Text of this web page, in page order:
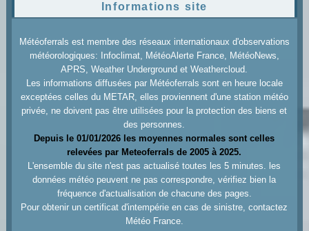
Informations site
Météoferrals est membre des réseaux internationaux d'observations
météorologiques: Infoclimat, MétéoAlerte France, MétéoNews,
APRS, Weather Underground et Weathercloud.
Les informations diffusées par Météoferrals sont en heure locale
exceptées celles du METAR, elles proviennent d'une station météo
privée, ne doivent pas être utilisées pour la protection des biens et
des personnes.
Depuis le 01/01/2026 les moyennes normales sont celles
relevées par Meteoferrals de 2005 à 2025.
L'ensemble du site n'est pas actualisé toutes les 5 minutes. les
données météo peuvent ne pas correspondre, vérifiez bien la
fréquence d'actualisation de chacune des pages.
Pour obtenir un certificat d'intempérie en cas de sinistre, contactez
Météo France.